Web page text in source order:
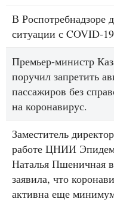
В Роспотребнадзоре
ситуации с COVID-
Премьер-министр
поручил запретить
пассажиров без
на коронавирус.
Заместитель
работе ЦНИИ
Наталья Пшеничная
заявила, что
активна еще